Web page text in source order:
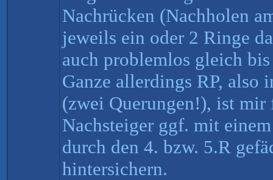
Nachrücken (Nachholen
jeweils ein oder 2 Ringe
auch problemlos gleich
Ganze allerdings RP, also
(zwei Querungen!), ist
Nachsteiger ggf. mit
durch den 4. bzw. 5.R
hintersichern.